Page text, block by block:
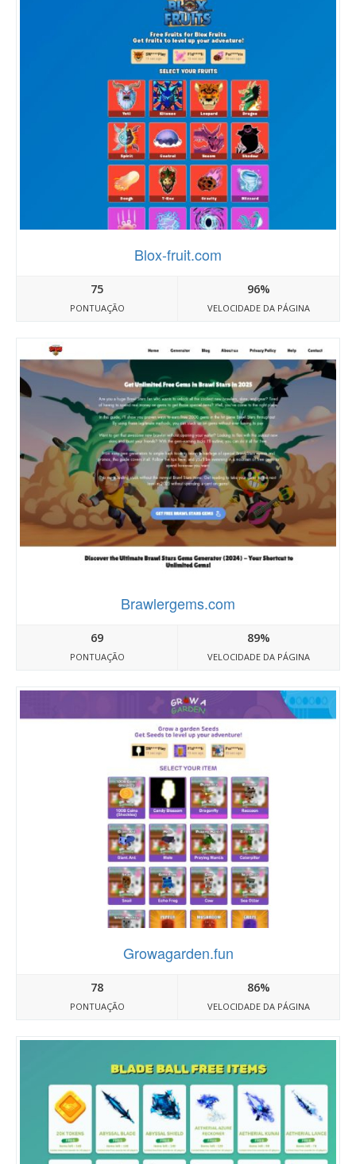
Blox-fruit.com
75
PONTUAÇÃO
96%
VELOCIDADE DA PÁGINA
Brawlergems.com
69
PONTUAÇÃO
89%
VELOCIDADE DA PÁGINA
Growagarden.fun
78
PONTUAÇÃO
86%
VELOCIDADE DA PÁGINA